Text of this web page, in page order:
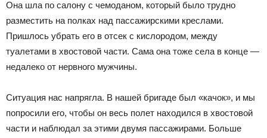
Она шла по салону с чемоданом, который было трудно
разместить на полках над пассажирскими креслами.
Пришлось убрать его в отсек с кислородом, между
туалетами в хвостовой части. Сама она тоже села в конце —
недалеко от нервного мужчины.
Ситуация нас напрягла. В нашей бригаде был «качок», и мы
попросили его, чтобы он весь полет находился в хвостовой
части и наблюдал за этими двумя пассажирами. Больше